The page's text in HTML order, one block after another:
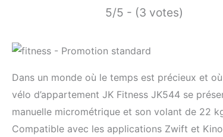
5/5 - (3 votes)
Dans un monde où le temps est précieux et
vélo d’appartement JK Fitness JK544 se
manuelle micrométrique et son volant de 22
Compatible avec les applications Zwift et